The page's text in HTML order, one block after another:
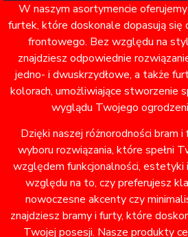
W naszym asortymencie
furtek, które doskonale dopasują się
frontowego. Bez względu na
znajdziesz odpowiednie
jedno- i dwuskrzydłowe, a także
kolorach, umożliwiające stworzenie
wyglądu Twojego
Dzięki naszej różnorodności bram
wyboru rozwiązania, które spełni
względem funkcjonalności,
względu na to, czy preferujesz
nowoczesne akcenty czy
znajdziesz bramy i furty, które
Twojej posesji. Nasze produkty